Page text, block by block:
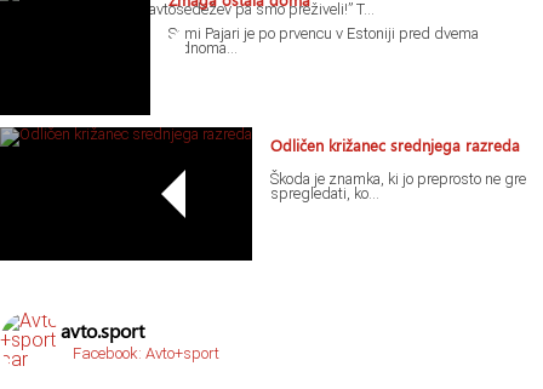
“Ja, mi pa nismo imeli avtosedežev pa smo preživeli!” T...
Sami Pajari je po prvencu v Estoniji pred dvema
tednoma...
Odličen križanec srednjega razreda
Škoda je znamka, ki jo preprosto ne gre
spregledati, ko...
avto.sport
Facebook: Avto+sport